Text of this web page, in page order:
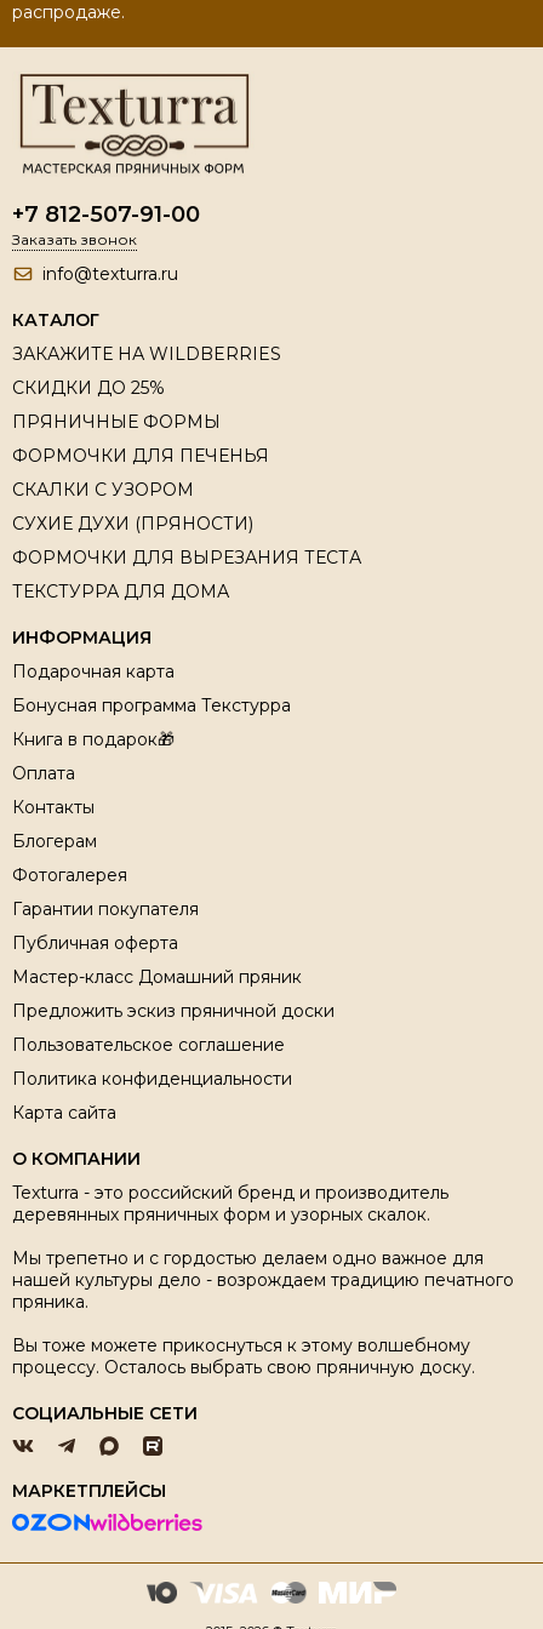
распродаже.
+7 812-507-91-00
Заказать звонок
info@texturra.ru
КАТАЛОГ
ЗАКАЖИТЕ НА WILDBERRIES
СКИДКИ ДО 25%
ПРЯНИЧНЫЕ ФОРМЫ
ФОРМОЧКИ ДЛЯ ПЕЧЕНЬЯ
СКАЛКИ С УЗОРОМ
СУХИЕ ДУХИ (ПРЯНОСТИ)
ФОРМОЧКИ ДЛЯ ВЫРЕЗАНИЯ ТЕСТА
ТЕКСТУРРА ДЛЯ ДОМА
ИНФОРМАЦИЯ
Подарочная карта
Бонусная программа Текстурра
Книга в подарок🎁
Оплата
Контакты
Блогерам
Фотогалерея
Гарантии покупателя
Публичная оферта
Мастер-класс Домашний пряник
Предложить эскиз пряничной доски
Пользовательское соглашение
Политика конфиденциальности
Карта сайта
О КОМПАНИИ
Texturra - это российский бренд и производитель
деревянных пряничных форм и узорных скалок.
Мы трепетно и с гордостью делаем одно важное для
нашей культуры дело - возрождаем традицию печатного
пряника.
Вы тоже можете прикоснуться к этому волшебному
процессу. Осталось выбрать свою пряничную доску.
СОЦИАЛЬНЫЕ СЕТИ
МАРКЕТПЛЕЙСЫ